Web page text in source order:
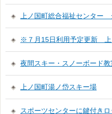
上ノ国町総合福祉センター
※７月15日利用予定更新 上
夜間スキー・スノーボード
上ノ国町湯ノ岱スキー場
スポーツセンターに鍵付きロ